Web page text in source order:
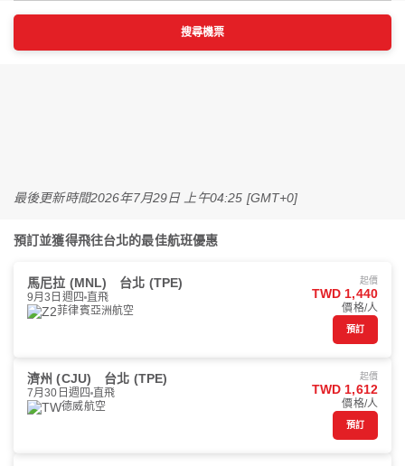
搜尋機票
最後更新時間2026年7月29日 上午04:25 [GMT+0]
預訂並獲得飛往台北的最佳航班優惠
馬尼拉 (MNL) 台北 (TPE)
9月3日週四 直飛
菲律賓亞洲航空
起價
TWD 1,440
價格/人
預訂
濟州 (CJU) 台北 (TPE)
7月30日週四 直飛
德威航空
起價
TWD 1,612
價格/人
預訂